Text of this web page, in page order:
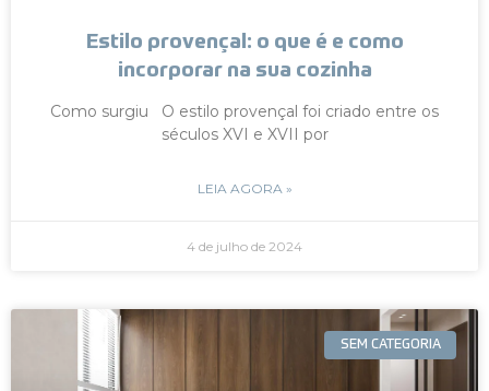
Estilo provençal: o que é e como
incorporar na sua cozinha
Como surgiu O estilo provençal foi criado entre os
séculos XVI e XVII por
LEIA AGORA »
4 de julho de 2024
SEM CATEGORIA